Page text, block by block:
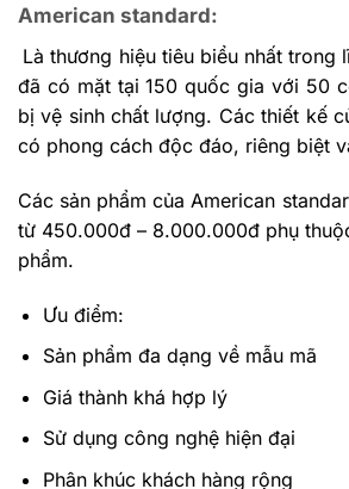
American standard:
Là thương hiệu tiêu biểu nhất trong
đã có mặt tại 150 quốc gia với 50
bị vệ sinh chất lượng. Các thiết kế
có phong cách độc đáo, riêng biệt
Các sản phẩm của American
từ 450.000đ – 8.000.000đ phụ
phẩm.
Ưu điểm:
Sản phẩm đa dạng về mẫu mã
Giá thành khá hợp lý
Sử dụng công nghệ hiện đại
Phân khúc khách hàng rộng